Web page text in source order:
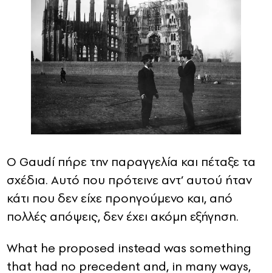
Ο Gaudí πήρε την παραγγελία και πέταξε τα
σχέδια. Αυτό που πρότεινε αντ’ αυτού ήταν
κάτι που δεν είχε προηγούμενο και, από
πολλές απόψεις, δεν έχει ακόμη εξήγηση.
What he proposed instead was something
that had no precedent and, in many ways,